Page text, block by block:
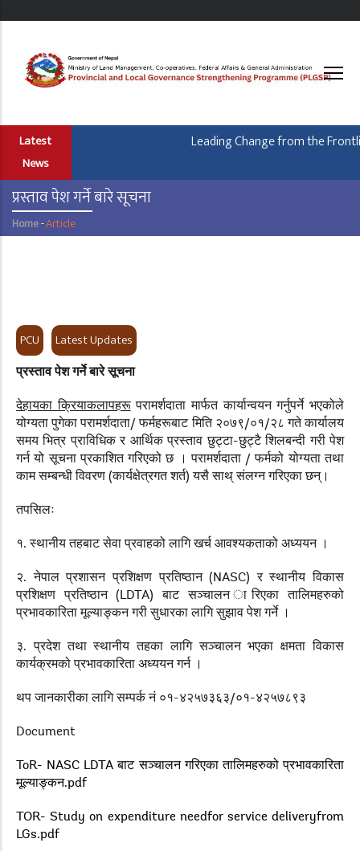
content
Latest
News
Leading Change from the
प्रस्ताव पेश गर्ने बारे सूचना
Breadcrumb
Home-Article
Provice
PCU Type
Latest Updates
प्रस्ताव पेश गर्ने बारे सूचना
देहायका क्रियाकलापहरूपरामर्शदाता मार्फत कार्यान्वयन गर्नुपर्ने भएकोले
योग्यता पुगेका परामर्शदाता/ फर्महरूबाट मिति २०७९/०१/२८ गते कार्यालय
समय भित्र प्राविधिक र आर्थिक प्रस्ताव छुट्टा-छुट्टै शिलबन्दी गरी पेश
गर्न यो सूचना प्रकाशित गरिएको छ । परामर्शदाता / फर्मको योग्यता तथा
काम सम्बन्धी विवरण (कार्यक्षेत्रगत शर्त) यसै साथ् संलग्न गरिएका छन्।
तपसिलः
१. स्थानीय तहबाट सेवा प्रवाहको लागि खर्च आवश्यकताको अध्ययन ।
२. नेपाल प्रशासन प्रशिक्षण प्रतिष्ठान (NASC) र स्थानीय विकास
प्रशिक्षण प्रतिष्ठान (LDTA) बाट सञ्चालन ारिएका तालिमहरुको
प्रभावकारिता मूल्याङ्कन गरी सुधारका लागि सुझाव पेश गर्ने ।
३. प्रदेश तथा स्थानीय तहका लागि सञ्चालन भएका क्षमता विकास
कार्यक्रमको प्रभावकारिता अध्ययन गर्न ।
थप जानकारीका लागि सम्पर्क नं ०१-४२५७३६३/०१-४२५७८९३
Document
ToR- NASC LDTA बाट सञ्चालन गरिएका तालिमहरुको प्रभावकारिता
मूल्याङ्कन.pdf
TOR- Study on expenditure needfor service deliveryfrom
LGs.pdf